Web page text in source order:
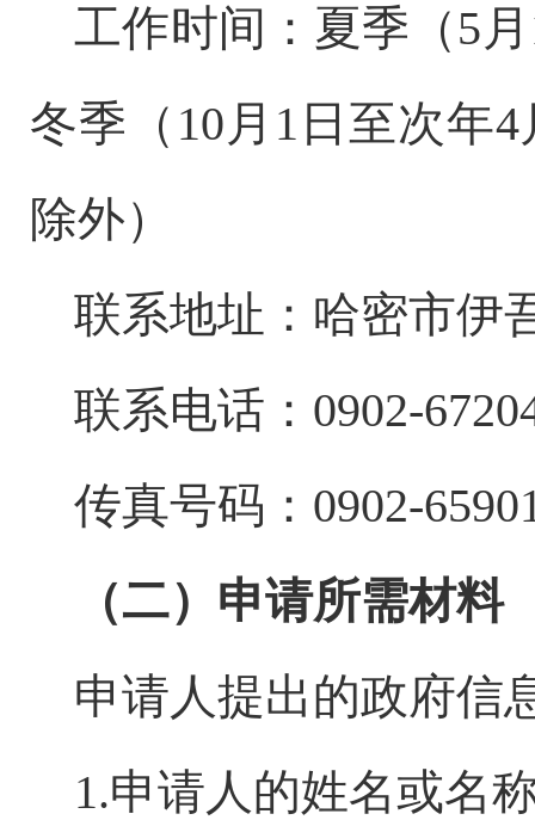
工作时间：夏季（5月
冬季（ 10月 1 日至次年4
除外）
联系地址：哈密市伊
联系电话： 0902-
传真号码： 0902-
（二）申请所需材料
申请人提出的政府信
1.申请人的姓名或名